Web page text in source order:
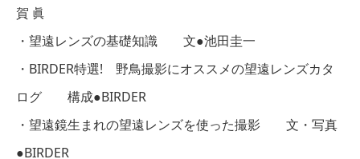
賀 眞
・望遠レンズの基礎知識 文●池田圭一
・BIRDER特選! 野鳥撮影にオススメの望遠レンズカタ
ログ 構成●BIRDER
・望遠鏡生まれの望遠レンズを使った撮影 文・写真
●BIRDER